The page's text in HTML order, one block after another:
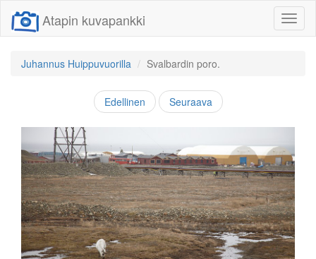
linkit
Atapin kuvapankki
Juhannus Huippuvuorilla Svalbardin poro.
Edellinen Seuraava